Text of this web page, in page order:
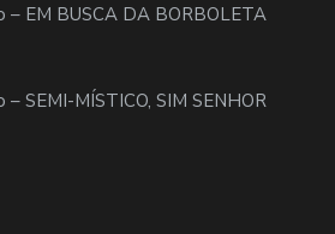
EM BUSCA DA BORBOLETA
SEMI-MÍSTICO, SIM SENHOR